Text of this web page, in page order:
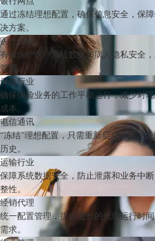
通过冻结理想配置，确保信息安全，保
决方案。
医疗保健
有效保护医疗系统数据和病人隐私安全
管理。
保险行业
确保保险业务的工作平稳运行，减少对
成本。
电信通讯
“冻结”理想配置，只需重新启动即可让
历史。
运输行业
保障系统数据安全，防止泄露和业务中
整性。
经销代理
统一配置管理，提供更长的代理运行时
需求。